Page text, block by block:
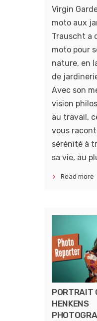
Virgin
moto aux
Trauscht a
moto pour
nature, en
de
Avec son
vision
au travail,
vous
sérénité à
sa vie, au
Read more
PORTRAIT
HENKENS